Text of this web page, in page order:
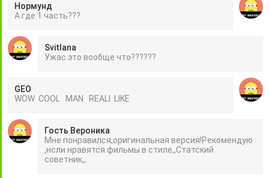
Нормунд
А где 1 часть???
Svitlana
Ужас.это вообще что??????
GEO
WOW COOL MAN REALI LIKE
Гость Вероника
Мне понравился,оригинальная версия!Рекомендую
,нсли нравятся фильмы в стиле,,Статский
советник,,